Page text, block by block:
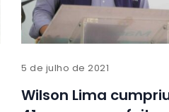
5 de julho de 2021
Wilson Lima